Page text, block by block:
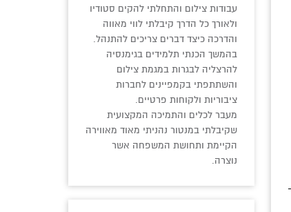
עבודות צילום והתחלתי להקים סטודיו
ולאורך כל הדרך קיבלתי לווי מאווה
והדרכה כיצד דברים צריכים להתנהל.
בהמשך הכנתי תלמידים בגימנסיה
להרצליה לבגרות במגמת צילום
והשתתפתי בקמפיינים לחברות
ציבוריות ולקוחות פרטיים.
מעבר לכלים והתמיכה המקצועית
שקיבלתי במנטור נהניתי מאוד מאווירה
הקיימת ותחושת המשפחה אשר
נוצרה.